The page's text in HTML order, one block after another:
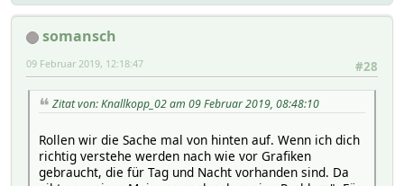
somansch
#28
09 Februar 2019, 12:18:47
Zitat von: Knallkopp_02 am 09 Februar 2019, 08:48:10
Rollen wir die Sache mal von hinten auf. Wenn ich dich
richtig verstehe werden nach wie vor Grafiken
gebraucht, die für Tag und Nacht vorhanden sind. Da